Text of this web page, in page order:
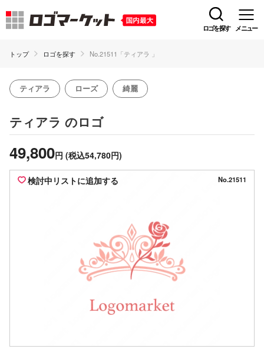
ロゴを探す メニュー
トップ ロゴを探す No.21511「ティアラ 」
ティアラ ローズ 綺麗
ティアラ のロゴ
49,800円 (税込54,780円)
検討中リストに追加する No.21511